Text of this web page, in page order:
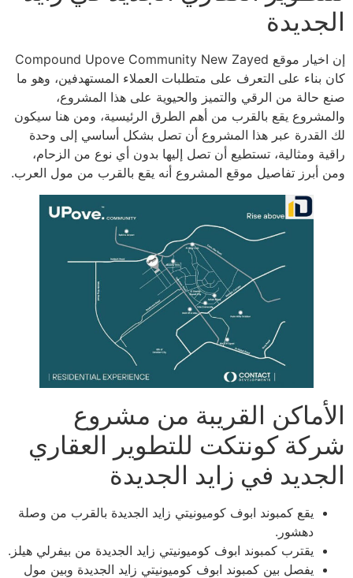
الجديدة
إن اخيار موقع Compound Upove Community New Zayed
كان بناء على التعرف على متطلبات العملاء المستهدفين، وهو ما
صنع حالة من الرقي والتميز والحيوية على هذا المشروع،
والمشروع يقع بالقرب من أهم الطرق الرئيسية، ومن هنا سيكون
لك القدرة عبر هذا المشروع أن تصل بشكل أساسي إلى وحدة
راقية ومثالية، تستطيع أن تصل إليها بدون أي نوع من الزحام،
ومن أبرز تفاصيل موقع المشروع أنه يقع بالقرب من مول العرب.
الأماكن القريبة من مشروع
شركة كونتكت للتطوير العقاري
الجديد في زايد الجديدة
يقع كمبوند ابوف كوميونيتي زايد الجديدة بالقرب من وصلة
دهشور.
يقترب كمبوند ابوف كوميونيتي زايد الجديدة من بيفرلي هيلز.
يفصل بين كمبوند ابوف كوميونيتي زايد الجديدة وبين مول